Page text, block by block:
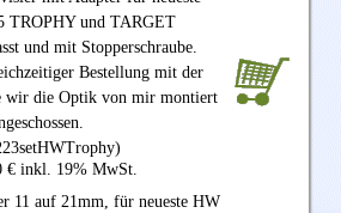
TROPHY und TARGET
und mit Stopperschraube.
Bestellung mit der
wir die Optik von mir montiert
€ inkl. 19% MwSt.
11 auf 21mm, für neueste HW